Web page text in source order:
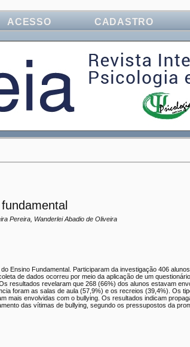
ACESSO CADASTRO
Pereira, Wanderlei Abadio de Oliveira
Ensino Fundamental. Participaram da investigação 406
de dados ocorreu por meio da aplicação de um
resultados revelaram que 268 (66%) dos alunos estavam
foram as salas de aula (57,9%) e os recreios (39,4%). Os
mais envolvidas com o bullying. Os resultados indicam
das vítimas de bullying, segundo os pressupostos da